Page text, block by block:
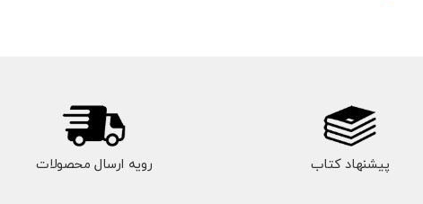
پیشنهاد کتاب رویه ارسال محصولات